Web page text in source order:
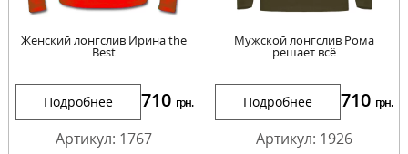
Женский лонгслив Ирина the
Best
Подробнее 710 грн.
Артикул: 1767
Мужской лонгслив Рома
решает всё
Подробнее 710 грн.
Артикул: 1926